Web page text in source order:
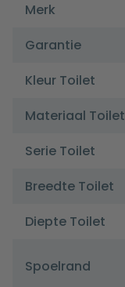
Merk
Garantie
Kleur Toilet
Materiaal Toilet
Serie Toilet
Breedte Toilet
Diepte Toilet
Spoelrand